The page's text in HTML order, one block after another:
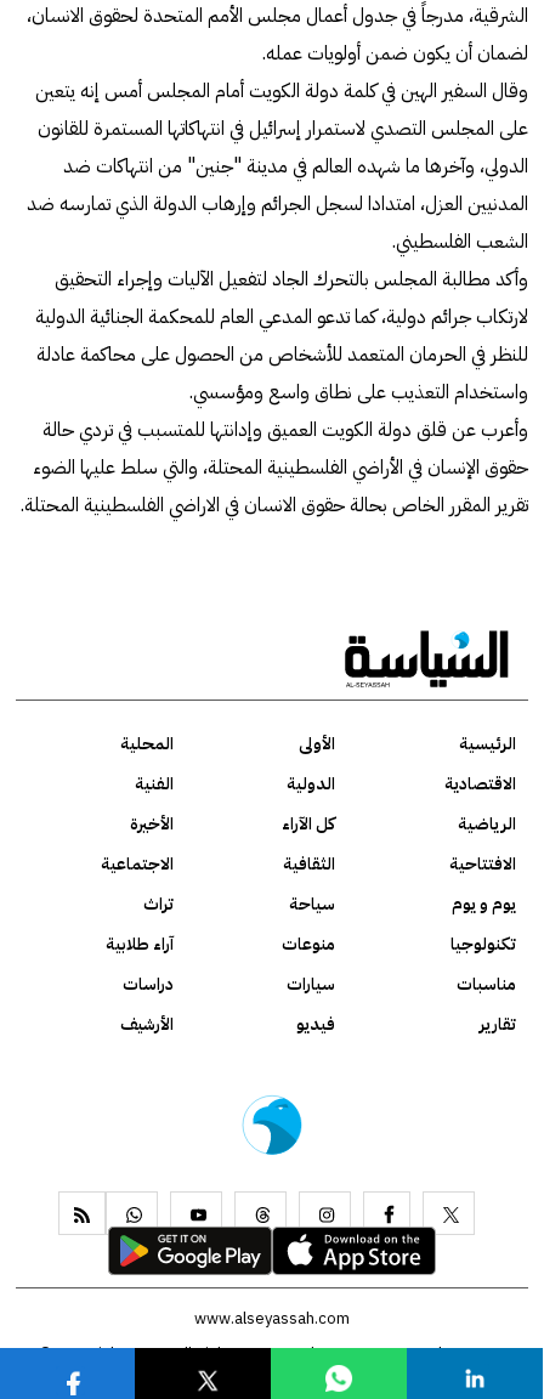
الشرقية، مدرجاً في جدول أعمال مجلس الأمم المتحدة لحقوق الانسان،
لضمان أن يكون ضمن أولويات عمله.
وقال السفير الهين في كلمة دولة الكويت أمام المجلس أمس إنه يتعين
على المجلس التصدي لاستمرار إسرائيل في انتهاكاتها المستمرة للقانون
الدولي، وآخرها ما شهده العالم في مدينة "جنين" من انتهاكات ضد
المدنيين العزل، امتدادا لسجل الجرائم وإرهاب الدولة الذي تمارسه ضد
الشعب الفلسطيني.
وأكد مطالبة المجلس بالتحرك الجاد لتفعيل الآليات وإجراء التحقيق
لارتكاب جرائم دولية، كما تدعو المدعي العام للمحكمة الجنائية الدولية
للنظر في الحرمان المتعمد للأشخاص من الحصول على محاكمة عادلة
واستخدام التعذيب على نطاق واسع ومؤسسي.
وأعرب عن قلق دولة الكويت العميق وإدانتها للمتسبب في تردي حالة
حقوق الإنسان في الأراضي الفلسطينية المحتلة، والتي سلط عليها الضوء
تقرير المقرر الخاص بحالة حقوق الانسان في الاراضي الفلسطينية المحتلة.
الرئيسية الأولى
المحلية
الاقتصادية
الدولية
الفنية
الرياضية
كل الآراء
الأخيرة
الافتتاحية
الثقافية
الاجتماعية
يوم و يوم
سياحة
تراث
تكنولوجيا
منوعات
آراء طلابية
مناسبات
سيارات
دراسات
تقارير
فيديو الأرشيف
www.alseyassah.com
About us
Contact us
Copyright 2026, All Rights Reserved ©